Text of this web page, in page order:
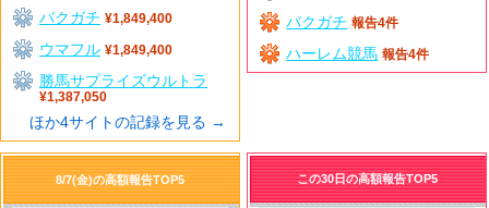
バクガチ ¥1,849,400
ウマフル ¥1,849,400
勝馬サプライズウルトラ
¥1,387,050
ほか4サイトの記録を見る →
バクガチ 報告4件
ハーレム競馬 報告4件
8/7(金)の高額報告TOP5 この30日の高額報告TOP5